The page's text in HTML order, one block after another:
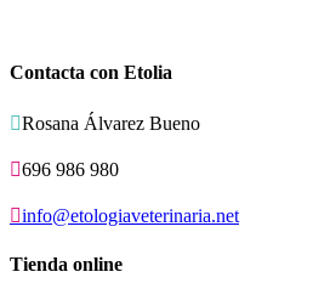
Contacta con Etolia
Rosana Álvarez Bueno
696 986 980
info@etologiaveterinaria.net
Tienda online